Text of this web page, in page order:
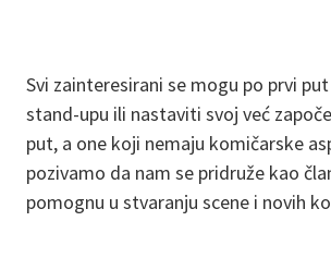
Svi zainteresirani se mogu po prvi
stand-upu ili nastaviti svoj već
put, a one koji nemaju komičarske
pozivamo da nam se pridruže kao
pomognu u stvaranju scene i novih